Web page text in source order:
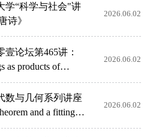
学“科学与社会"讲
诗》
2026.06.02
壹论坛第465讲：
as products of
2026.06.02
数与几何系列讲座
and a fitting
2026.06.02